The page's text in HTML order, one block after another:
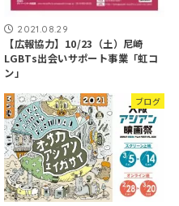
2021.08.29
【広報協力】10/23（土）尼崎
LGBTs出会いサポート事業「虹コ
ン」
ブログ